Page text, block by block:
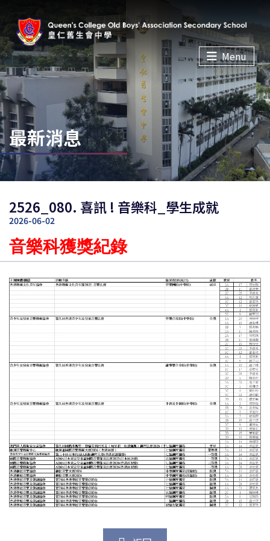
Menu
最新消息
2526_080. 喜訊 ! 音樂科_學生成就
2026-06-02
音樂科獲獎紀錄